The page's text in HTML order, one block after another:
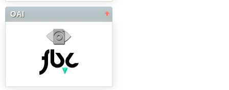
OAI